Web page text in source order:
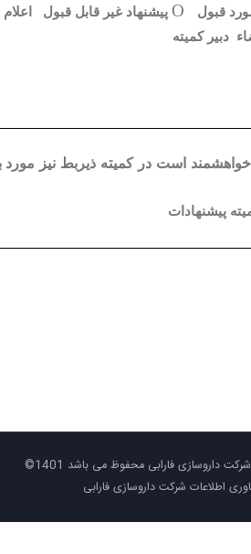
قبول О پیشنهاد غير قابل قبول
دبیر کمیته
است در كميته ذيربط نيز مورد
پیشنهادات
داروسازی فارابی محفوظ می باشد 1401©
اطلاعات شرکت داروسازی فارابی